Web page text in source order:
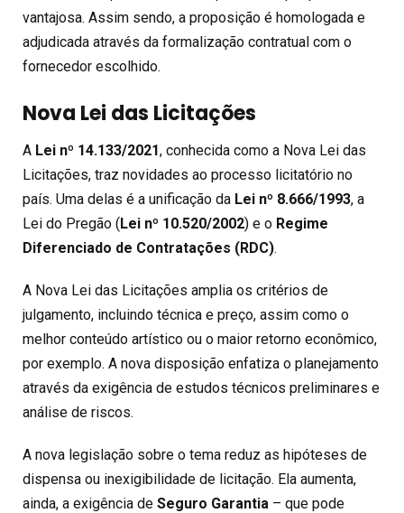
vantajosa. Assim sendo, a proposição é homologada e
adjudicada através da formalização contratual com o
fornecedor escolhido.
Nova Lei das Licitações
A Lei nº 14.133/2021, conhecida como a Nova Lei das
Licitações, traz novidades ao processo licitatório no
país. Uma delas é a unificação da Lei nº 8.666/1993, a
Lei do Pregão (Lei nº 10.520/2002) e o Regime
Diferenciado de Contratações (RDC).
A Nova Lei das Licitações amplia os critérios de
julgamento, incluindo técnica e preço, assim como o
melhor conteúdo artístico ou o maior retorno econômico,
por exemplo. A nova disposição enfatiza o planejamento
através da exigência de estudos técnicos preliminares e
análise de riscos.
A nova legislação sobre o tema reduz as hipóteses de
dispensa ou inexigibilidade de licitação. Ela aumenta,
ainda, a exigência de Seguro Garantia – que pode